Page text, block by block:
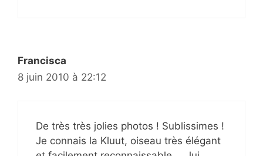
Francisca
8 juin 2010 à 22:12
De très très jolies photos ! Sublissimes !
Je connais la Kluut, oiseau très élégant